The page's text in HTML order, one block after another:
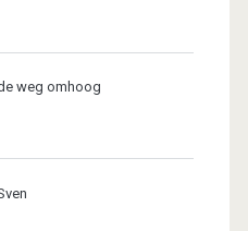
weg omhoog